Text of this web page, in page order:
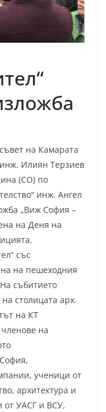
на Камарата
Илиян Терзиев
(СО) по
инж. Ангел
„Виж София –
на Деня на
със
на пешеходния
събитието
столицата арх.
на КТ
на
ученици от
архитектура и
от УАСГ и ВСУ,